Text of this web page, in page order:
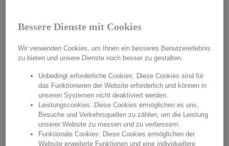
Handmade in Germany
Aus hochwertigstem Kristallglas werden in aufwendiger Handarbeit
"Made in Germany" einzigartige Unikate hergestellt. Mit jedem
Produkt erwerben Sie pures Handwerk in einer einzigartigen Qualität
und einem unvergleichbaren Glanz. Überzeugen Sie sich von
Bessere Dienste mit Cookies
Wir verwenden Cookies, um Ihnen ein besseres Benutzererlebnis
zu bieten und unsere Dienste noch besser zu gestalten.
Unbedingt erforderliche Cookies: Diese Cookies sind für
das Funktionieren der Website erforderlich und können in
unseren Systemen nicht deaktiviert werden.
Leistungscookies: Diese Cookies ermöglichen es uns,
Besuche und Verkehrsquellen zu zählen, um die Leistung
unserer Website zu messen und zu verbessern.
Funktionale Cookies: Diese Cookies ermöglichen der
Website erweiterte Funktionen und eine individuellere